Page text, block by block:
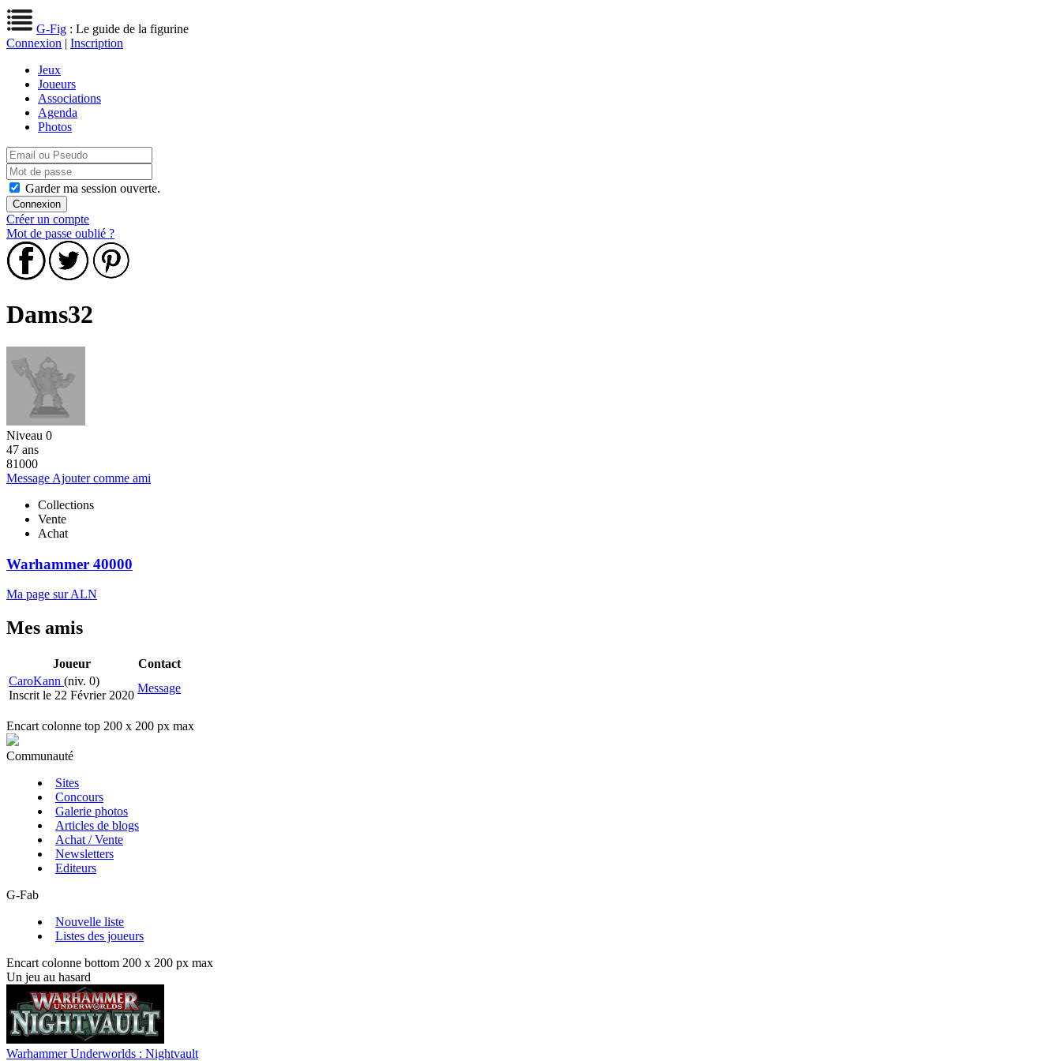
G-Fig : Le guide de la figurine
Connexion | Inscription
Jeux
Joueurs
Associations
Agenda
Photos
Garder ma session ouverte.
Créer un compte
Mot de passe oublié ?
Dams32
Niveau 0
47 ans
81000
Message Ajouter comme ami
Collections
Vente
Achat
Warhammer 40000
Ma page sur ALN
Mes amis
Joueur
Contact
CaroKann (niv. 0)
Inscrit le 22 Février 2020
Message
Encart colonne top 200 x 200 px max
Communauté
Sites
Concours
Galerie photos
Articles de blogs
Achat / Vente
Newsletters
Editeurs
G-Fab
Nouvelle liste
Listes des joueurs
Encart colonne bottom 200 x 200 px max
Un jeu au hasard
Warhammer Underworlds : Nightvault